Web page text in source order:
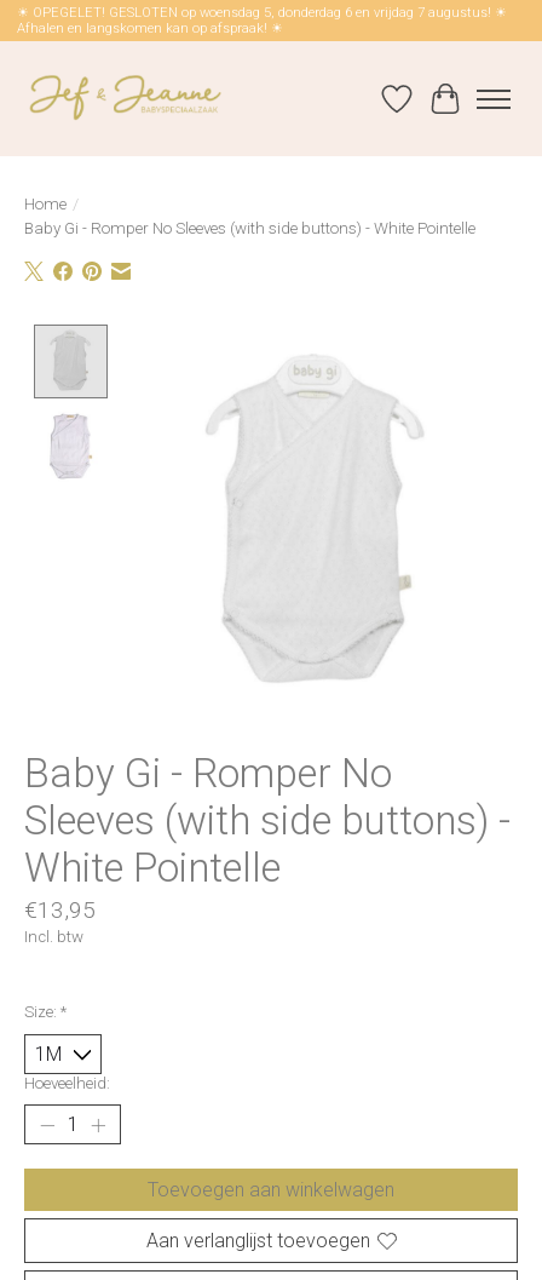
☀ OPEGELET! GESLOTEN op woensdag 5, donderdag 6 en vrijdag 7 augustus! ☀
Afhalen en langskomen kan op afspraak! ☀
Verlanglijst
Home /
Baby Gi - Romper No Sleeves (with side buttons) - White Pointelle
Baby Gi - Romper No
Sleeves (with side buttons) -
White Pointelle
€13,95
Incl. btw
Size: *
Hoeveelheid:
Toevoegen aan winkelwagen
Aan verlanglijst toevoegen